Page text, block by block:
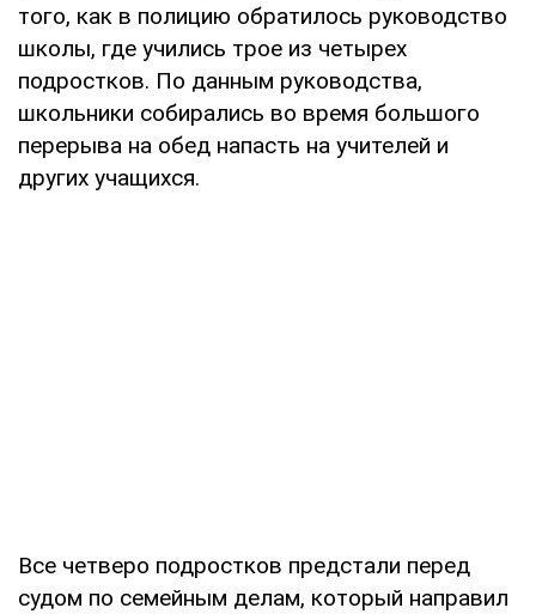
того, как в полицию обратилось руководство
школы, где учились трое из четырех
подростков. По данным руководства,
школьники собирались во время большого
перерыва на обед напасть на учителей и
других учащихся.
Все четверо подростков предстали перед
судом по семейным делам, который направил